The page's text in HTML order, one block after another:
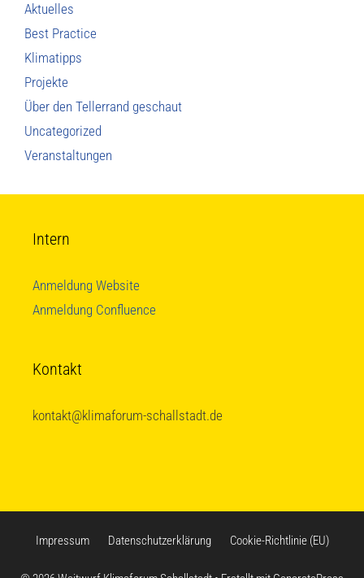
Aktuelles
Best Practice
Klimatipps
Projekte
Über den Tellerrand geschaut
Uncategorized
Veranstaltungen
Intern
Anmeldung Website
Anmeldung Confluence
Kontakt
kontakt@klimaforum-schallstadt.de
Impressum Datenschutzerklärung Cookie-Richtlinie (EU)